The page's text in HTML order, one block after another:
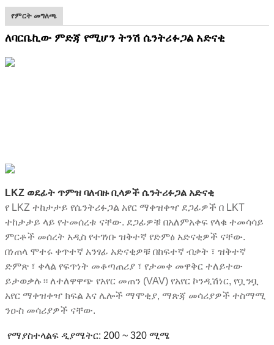
የምርት መግለጫ
ለባርቤኪው ምድጃ የሚሆን ትንሽ ሴንትሪፉጋል አድናቂ
LKZ ወደፊት ጥምዝ ባለብዙ ቢላዎች ሴንትሪፉጋል አድናቂ
የ LKZ ተከታታይ የሴንትሪፉጋል አየር ማቀዝቀዣ ደጋፊዎች በ LKT
ተከታታይ ላይ የተመሰረቱ ናቸው. ደጋፊዎቹ በአለምአቀፍ የላቁ ተመሳሳይ
ምርቶች መሰረት አዲስ የተገነቡ ዝቅተኛ የድምፅ አድናቂዎች ናቸው.
በነጠላ ሞተሩ ቀጥተኛ አንፃፊ አድናቂዎቹ በከፍተኛ ብቃት ፣ ዝቅተኛ
ድምጽ ፣ ቀላል የፍጥነት መቆጣጠሪያ ፣ የታመቀ መዋቅር ተለይተው
ይታወቃሉ። ለተለዋዋጭ የአየር መጠን (VAV) የአየር ኮንዲሽነር, የቧንቧ
አየር ማቀዝቀዣ ክፍል እና ሌሎች ማሞቂያ, ማጽጃ መሳሪያዎች ተስማሚ
ንዑስ መሳሪያዎች ናቸው.
የማያስተላልፍ ዲያሜትር: 200 ~ 320 ሚሜ